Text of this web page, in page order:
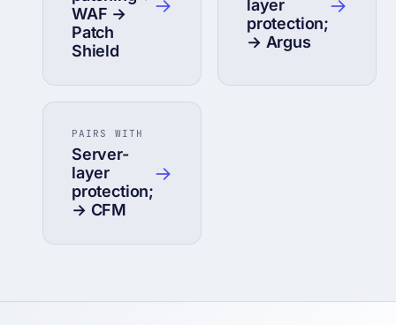
WAF →
Patch
Shield
→
layer
protection;
→ Argus
→
PAIRS WITH
Server-
layer
protection;
→ CFM
→